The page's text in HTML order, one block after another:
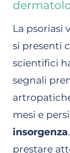
La psoriasi
si presenti
scientifici
segnali
mesi e
insorgenza
prestare